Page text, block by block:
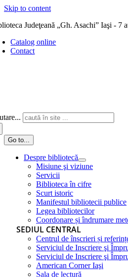
Skip to content
Judeţeană „Gh. Asachi” Iaşi - 7
Catalog online
Contact
Go to...
Despre bibliotecă
Misiune şi viziune
Servicii
Biblioteca în cifre
Scurt istoric
Manifestul bibliotecii publice
Legea bibliotecilor
Coordonare și îndrumare
SEDIUL CENTRAL
Centrul de înscrieri și
Serviciul de Inscriere şi
Serviciul de Inscriere şi
American Corner Iaşi
Sala de lectură